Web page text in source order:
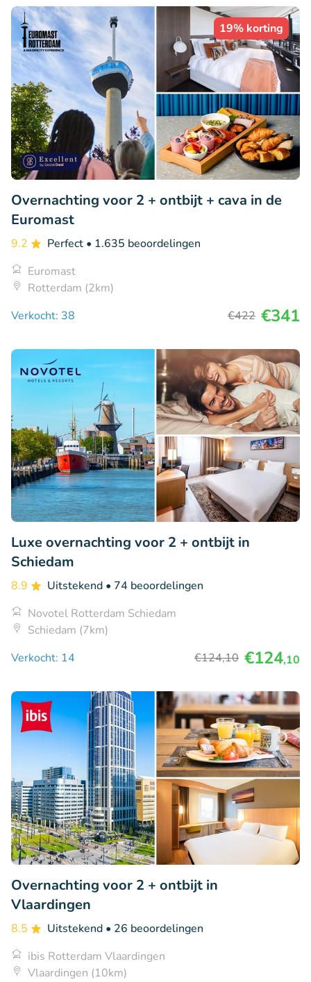
19% korting
Overnachting voor 2 + ontbijt + cava in de
Euromast
9.2 Perfect • 1.635 beoordelingen
Euromast
Rotterdam (2km)
Verkocht: 38
€422 €341
Luxe overnachting voor 2 + ontbijt in
Schiedam
8.9 Uitstekend • 74 beoordelingen
Novotel Rotterdam Schiedam
Schiedam (7km)
Verkocht: 14
€124,10 €124,10
Overnachting voor 2 + ontbijt in
Vlaardingen
8.5 Uitstekend • 26 beoordelingen
ibis Rotterdam Vlaardingen
Vlaardingen (10km)